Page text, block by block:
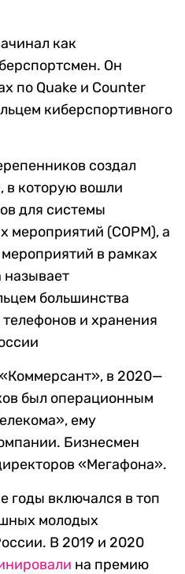
как
Он
по Quake и Counter
киберспортивного
создал
в которую вошли
для системы
мероприятий (СОРМ), а
в рамках
называет
большинства
и хранения
«Коммерсант», в 2020—
был операционным
ему
Бизнесмен
«Мегафона».
годы включался в топ
молодых
В 2019 и 2020
на премию